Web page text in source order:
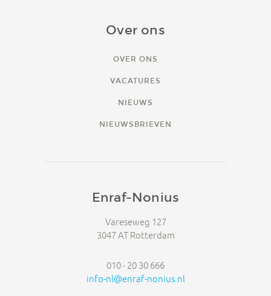
Over ons
OVER ONS
VACATURES
NIEUWS
NIEUWSBRIEVEN
Enraf-Nonius
Vareseweg 127
3047 AT Rotterdam
010 - 20 30 666
info-nl@enraf-nonius.nl